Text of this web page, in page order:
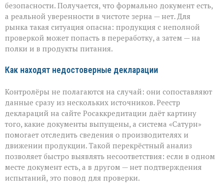
безопасности. Получается, что формально документ есть,
а реальной уверенности в чистоте зерна — нет. Для
рынка такая ситуация опасна: продукция с неполной
проверкой может попасть в переработку, а затем — на
полки и в продукты питания.
Как находят недостоверные декларации
Контролёры не полагаются на случай: они сопоставляют
данные сразу из нескольких источников. Реестр
деклараций на сайте Росаккредитации даёт картину
того, какие документы выпущены, а система «Сатурн»
помогает отследить сведения о производителях и
движении продукции. Такой перекрёстный анализ
позволяет быстро выявлять несоответствия: если в одном
месте документ есть, а в другом — нет подтверждения
испытаний, это повод для проверки.